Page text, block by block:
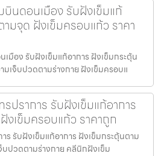
นดอนเมือง รับฝังเข็มแก้
มจุด ฝังเข็มครอบแก้ว ราคา
มือง รับฝังเข็มแก้อาการ ฝังเข็มกระตุ้น
มเจ็บปวดตามร่างกาย ฝังเข็มครอบแ
ปราการ รับฝังเข็มแก้อาการ
งเข็มครอบแก้ว ราคาถูก
ร รับฝังเข็มแก้อาการ ฝังเข็มกระตุ้นตาม
บปวดตามร่างกาย คลีนิกฝังเข็ม